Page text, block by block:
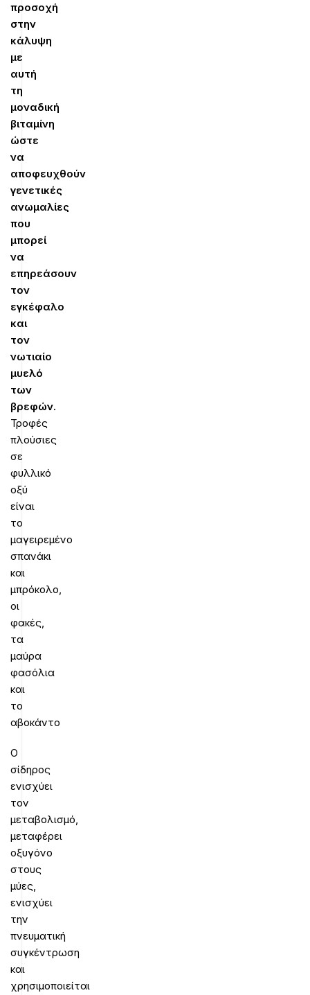
προσοχή
στην
κάλυψη
με
αυτή
τη
μοναδική
βιταμίνη
ώστε
να
αποφευχθούν
γενετικές
ανωμαλίες
που
μπορεί
να
επηρεάσουν
τον
εγκέφαλο
και
τον
νωτιαίο
μυελό
των
βρεφών.
Τροφές
πλούσιες
σε
φυλλικό
οξύ
είναι
το
μαγειρεμένο
σπανάκι
και
μπρόκολο,
οι
φακές,
τα
μαύρα
φασόλια
και
το
αβοκάντο
Ο
σίδηρος
ενισχύει
τον
μεταβολισμό,
μεταφέρει
οξυγόνο
στους
μύες,
ενισχύει
την
πνευματική
συγκέντρωση
και
χρησιμοποιείται